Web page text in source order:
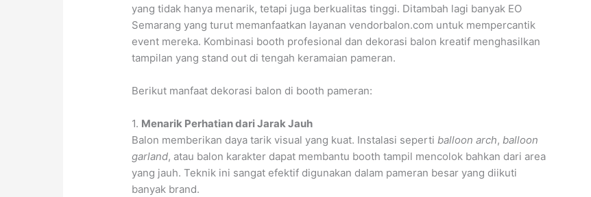
yang tidak hanya menarik, tetapi juga berkualitas tinggi. Ditambah lagi banyak EO
Semarang yang turut memanfaatkan layanan vendorbalon.com untuk mempercantik
event mereka. Kombinasi booth profesional dan dekorasi balon kreatif menghasilkan
tampilan yang stand out di tengah keramaian pameran.
Berikut manfaat dekorasi balon di booth pameran:
1. Menarik Perhatian dari Jarak Jauh
Balon memberikan daya tarik visual yang kuat. Instalasi sepertiballoon arch,balloon
garland, atau balon karakter dapat membantu booth tampil mencolok bahkan dari area
yang jauh. Teknik ini sangat efektif digunakan dalam pameran besar yang diikuti
banyak brand.